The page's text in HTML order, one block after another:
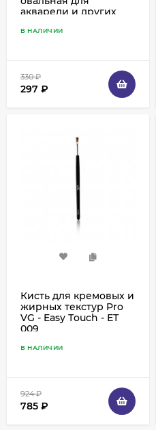
акварели и других
пестрая синтетика
В НАЛИЧИИ
330₽
297 ₽
Кисть для кремовых и
жирных текстур Pro
VG - Easy Тouch - ЕТ
009
В НАЛИЧИИ
924₽
785 ₽